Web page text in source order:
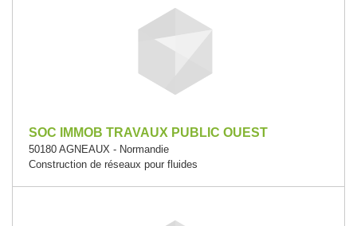
SOC IMMOB TRAVAUX PUBLIC OUEST
50180 AGNEAUX - Normandie
Construction de réseaux pour fluides